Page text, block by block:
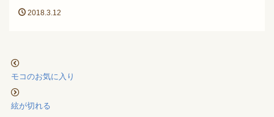
2018.3.12
モコのお気に入り
絃が切れる